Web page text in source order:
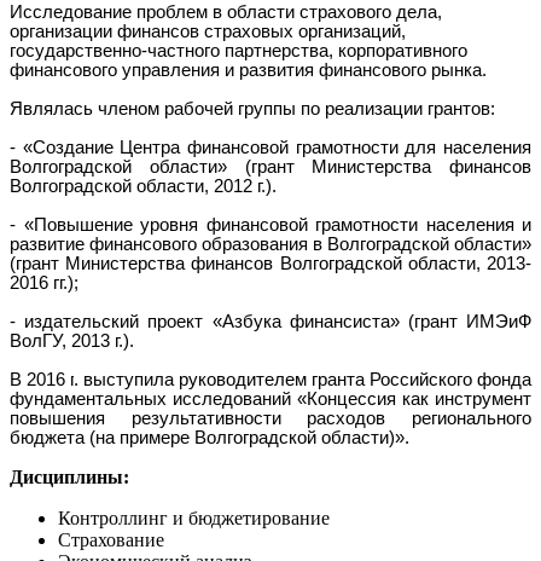
Исследование проблем в области страхового дела,
организации финансов страховых организаций,
государственно-частного партнерства, корпоративного
финансового управления и развития финансового рынка.
Являлась членом рабочей группы по реализации грантов:
- «Создание Центра финансовой грамотности для населения
Волгоградской области» (грант Министерства финансов
Волгоградской области, 2012 г.).
- «Повышение уровня финансовой грамотности населения и
развитие финансового образования в Волгоградской области»
(грант Министерства финансов Волгоградской области, 2013-
2016 гг.);
- издательский проект «Азбука финансиста» (грант ИМЭиФ
ВолГУ, 2013 г.).
В 2016 г. выступила руководителем гранта Российского фонда
фундаментальных исследований «Концессия как инструмент
повышения результативности расходов регионального
бюджета (на примере Волгоградской области)».
Дисциплины:
Контроллинг и бюджетирование
Страхование